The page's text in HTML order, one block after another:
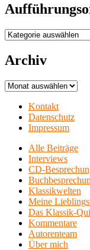
Aufführungsorte
Archiv
Archiv
Kontakt
Datenschutz
Impressum
Alle Beiträge
Interviews
CD-
Klassikwelten
Meine
Das Klassik-
Kommentare
Autorenteam
Über mich